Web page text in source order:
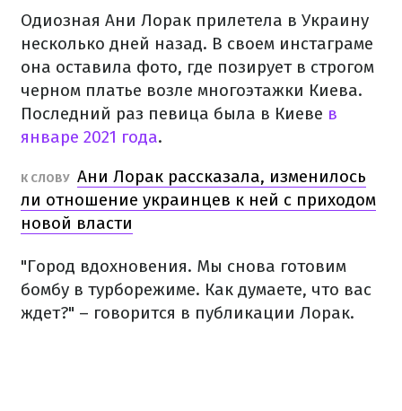
Одиозная Ани Лорак прилетела в Украину
несколько дней назад. В своем инстаграме
она оставила фото, где позирует в строгом
черном платье возле многоэтажки Киева.
Последний раз певица была в Киеве в
январе 2021 года.
К СЛОВУ Ани Лорак рассказала, изменилось
ли отношение украинцев к ней с приходом
новой власти
"Город вдохновения. Мы снова готовим
бомбу в турборежиме. Как думаете, что вас
ждет?" – говорится в публикации Лорак.